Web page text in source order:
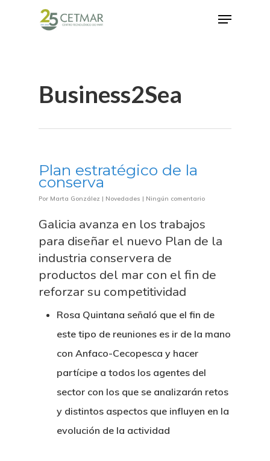
Business2Sea
Plan estratégico de la
conserva
Por Marta González | Novedades | Ningún comentario
Galicia avanza en los trabajos
para diseñar el nuevo Plan de la
industria conservera de
productos del mar con el fin de
reforzar su competitividad
Rosa Quintana señaló que el fin de
este tipo de reuniones es ir de la mano
con Anfaco-Cecopesca y hacer
partícipe a todos los agentes del
sector con los que se analizarán retos
y distintos aspectos que influyen en la
evolución de la actividad